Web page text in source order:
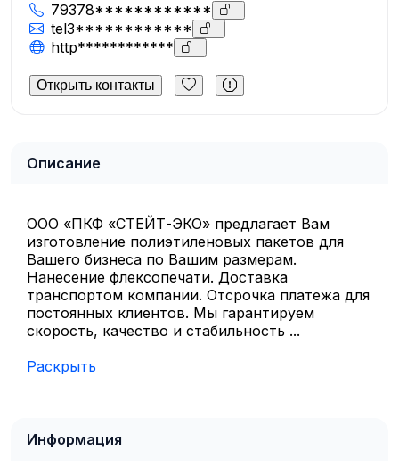
79378************
tel3************
http************
Открыть контакты
Описание
ООО «ПКФ «СТЕЙТ-ЭКО» предлагает Вам
изготовление полиэтиленовых пакетов для
Вашего бизнеса по Вашим размерам.
Нанесение флексопечати. Доставка
транспортом компании. Отсрочка платежа для
постоянных клиентов. Мы гарантируем
скорость, качество и стабильность ...
Раскрыть
Информация